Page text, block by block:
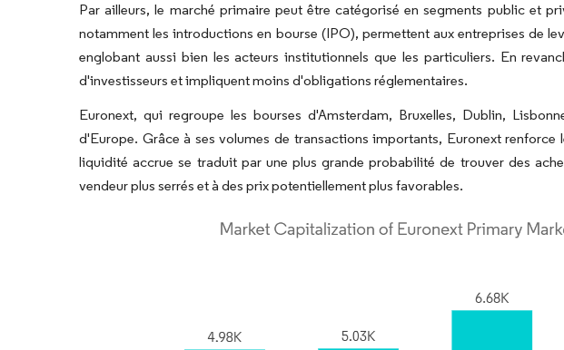
Par ailleurs, le marché primaire peut être catégorisé en segments public et
notamment les introductions en bourse (IPO), permettent aux entreprises de
englobant aussi bien les acteurs institutionnels que les particuliers. En
d'investisseurs et impliquent moins d'obligations réglementaires.
Euronext, qui regroupe les bourses d'Amsterdam, Bruxelles, Dublin,
d'Europe. Grâce à ses volumes de transactions importants, Euronext
liquidité accrue se traduit par une plus grande probabilité de trouver des
vendeur plus serrés et à des prix potentiellement plus favorables.